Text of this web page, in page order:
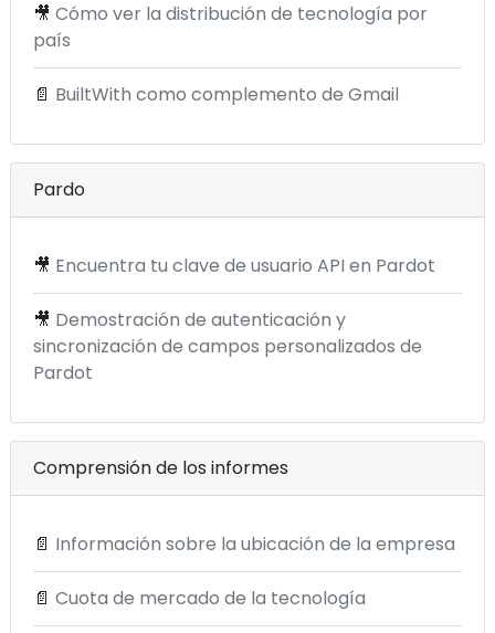
🎥 Cómo ver la distribución de tecnología por
país
📄 BuiltWith como complemento de Gmail
Pardo
🎥 Encuentra tu clave de usuario API en Pardot
🎥 Demostración de autenticación y
sincronización de campos personalizados de
Pardot
Comprensión de los informes
📄 Información sobre la ubicación de la empresa
📄 Cuota de mercado de la tecnología